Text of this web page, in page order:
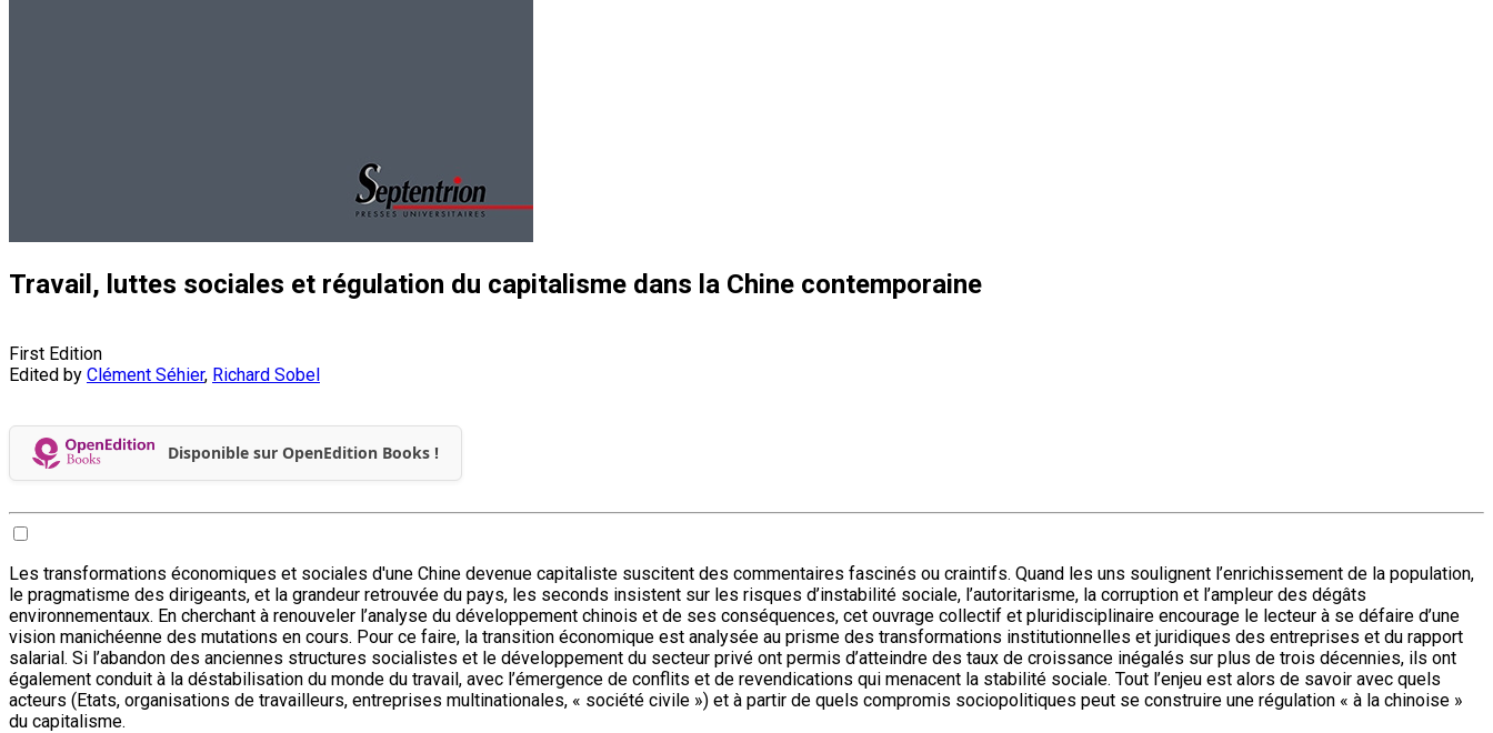
Travail, luttes sociales et régulation du capitalisme dans la Chine contemporaine
First Edition
Edited by Clément Séhier, Richard Sobel
Disponible sur OpenEdition Books !
Les transformations économiques et sociales d'une Chine devenue capitaliste suscitent des commentaires fascinés ou craintifs. Quand les uns soulignent l’enrichissement de la population,
le pragmatisme des dirigeants, et la grandeur retrouvée du pays, les seconds insistent sur les risques d’instabilité sociale, l’autoritarisme, la corruption et l’ampleur des dégâts
environnementaux. En cherchant à renouveler l’analyse du développement chinois et de ses conséquences, cet ouvrage collectif et pluridisciplinaire encourage le lecteur à se défaire d’une
vision manichéenne des mutations en cours. Pour ce faire, la transition économique est analysée au prisme des transformations institutionnelles et juridiques des entreprises et du rapport
salarial. Si l’abandon des anciennes structures socialistes et le développement du secteur privé ont permis d’atteindre des taux de croissance inégalés sur plus de trois décennies, ils ont
également conduit à la déstabilisation du monde du travail, avec l’émergence de conflits et de revendications qui menacent la stabilité sociale. Tout l’enjeu est alors de savoir avec quels
acteurs (Etats, organisations de travailleurs, entreprises multinationales, « société civile ») et à partir de quels compromis sociopolitiques peut se construire une régulation « à la chinoise »
du capitalisme.